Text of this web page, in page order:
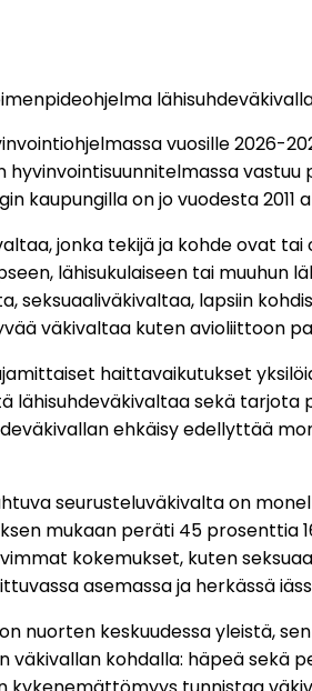
vuosille 2026-
hyvinvointisuunnitelmassa
kaupungilla on jo vuodesta
jonka tekijä ja kohde ovat
lähisukulaiseen tai muuhun
seksuaaliväkivaltaa, lapsiin
väkivaltaa kuten avioliittoon
haittavaikutukset
lähisuhdeväkivaltaa sekä tarjota
ehkäisy edellyttää
seurusteluväkivalta on
mukaan peräti 45 prosenttia
kokemukset, kuten
asemassa ja herkässä
nuorten keskuudessa yleistä,
väkivallan kohdalla: häpeä